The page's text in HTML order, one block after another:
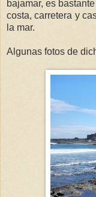
bajamar, es
costa, carretera y
la mar.
Algunas fotos de